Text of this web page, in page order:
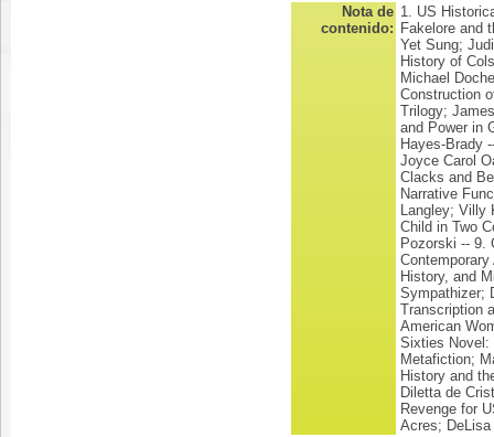
Nota de
contenido:
1. US
Fakelore and
Yet Sung;
History of
Michael
Construction
Trilogy;
and Power in
Hayes-Brady
Joyce Carol
Clacks and
Narrative
Langley; Villy
Child in Two
Pozorski -- 9.
History, and
Sympathizer;
Transcription
American
Sixties Novel:
Metafiction;
History and
Diletta de
Revenge for
Acres;